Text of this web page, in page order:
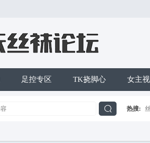
足控专区 TK挠脚心 女主
热搜: